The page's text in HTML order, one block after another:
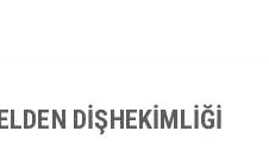
DİŞHEKİMLİĞİ